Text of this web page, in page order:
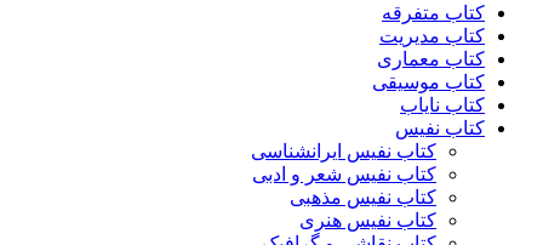
کتاب متفرقه
کتاب مدیریت
کتاب معماری
کتاب موسیقی
کتاب نایاب
کتاب نفیس
کتاب نفیس ایرانشناسی
کتاب نفیس شعر و ادبی
کتاب نفیس مذهبی
کتاب نفیس هنری